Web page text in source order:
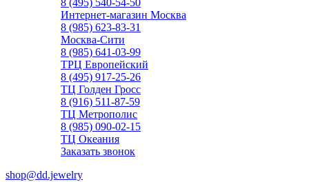
8 (495) 540-54-50
Интернет-магазин Москва
8 (985) 623-83-31
Москва-Сити
8 (985) 641-03-99
ТРЦ Европейский
8 (495) 917-25-26
ТЦ Голден Гросс
8 (916) 511-87-59
ТЦ Метрополис
8 (985) 090-02-15
ТЦ Океания
Заказать звонок
shop@dd.jewelry